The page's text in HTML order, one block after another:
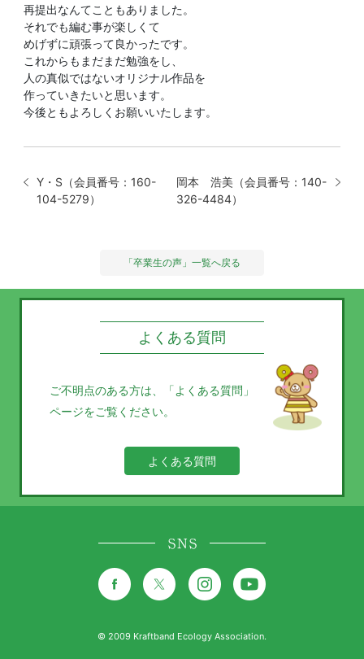
再提出なんてこともありました。
それでも編む事が楽しくて
めげずに頑張って良かったです。
これからもまだまだ勉強をし、
人の真似ではないオリジナル作品を
作っていきたいと思います。
今後ともよろしくお願いいたします。
Y・S（会員番号：160-
104-5279）
岡本 浩美（会員番号：140-
326-4484）
「卒業生の声」一覧へ戻る
よくある質問
ご不明点のある方は、
「よくある質問」
ページをご覧ください。
よくある質問
SNS
© 2009 Kraftband Ecology Association.